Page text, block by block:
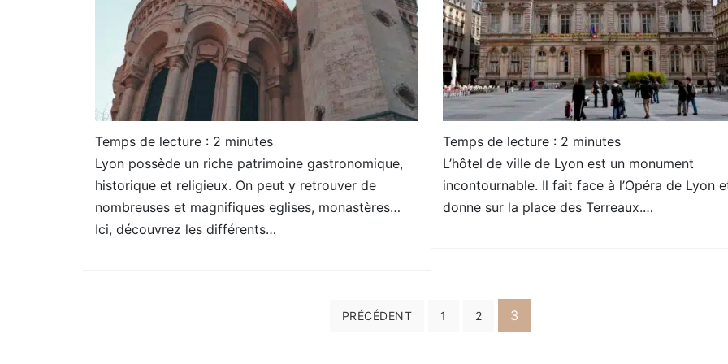
Temps de lecture : 2 minutes
Lyon possède un riche patrimoine gastronomique,
historique et religieux. On peut y retrouver de
nombreuses et magnifiques eglises, monastères…
Ici, découvrez les différents…
Temps de lecture : 2 minutes
L’hôtel de ville de Lyon est un monument
incontournable. Il fait face à l’Opéra de Lyon
donne sur la place des Terreaux.…
PRÉCÉDENT 1 2 3